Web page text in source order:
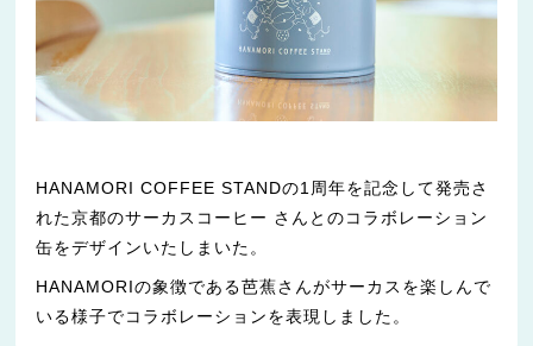
HANAMORI COFFEE STANDの1周年を記念して発売さ
れた京都のサーカスコーヒー さんとのコラボレーション
缶をデザインいたしまいた。
HANAMORIの象徴である芭蕉さんがサーカスを楽しんで
いる様子でコラボレーションを表現しました。